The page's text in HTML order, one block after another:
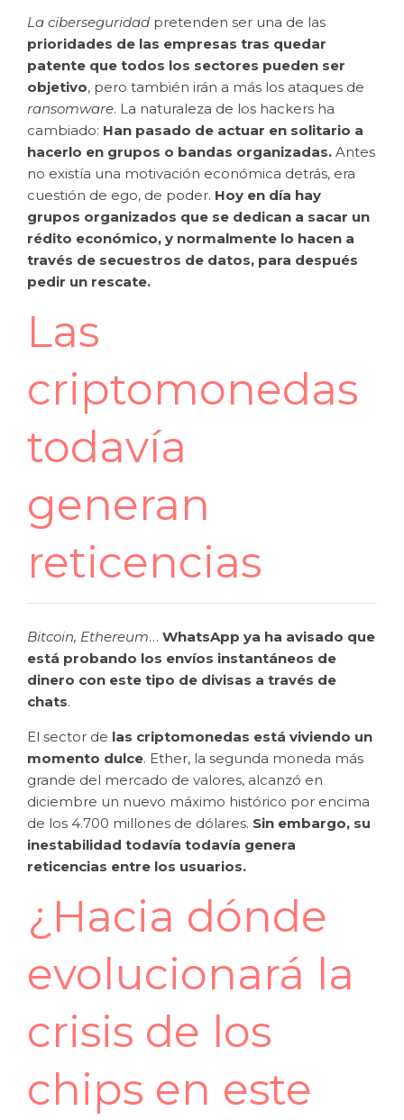
La ciberseguridad pretenden ser una de las
prioridades de las empresas tras quedar
patente que todos los sectores pueden ser
objetivo, pero también irán a más los ataques de
ransomware. La naturaleza de los hackers ha
cambiado: Han pasado de actuar en solitario a
hacerlo en grupos o bandas organizadas. Antes
no existía una motivación económica detrás, era
cuestión de ego, de poder. Hoy en día hay
grupos organizados que se dedican a sacar un
rédito económico, y normalmente lo hacen a
través de secuestros de datos, para después
pedir un rescate.
Las
criptomonedas
todavía
generan
reticencias
Bitcoin, Ethereum… WhatsApp ya ha avisado que
está probando los envíos instantáneos de
dinero con este tipo de divisas a través de
chats.
El sector de las criptomonedas está viviendo un
momento dulce. Ether, la segunda moneda más
grande del mercado de valores, alcanzó en
diciembre un nuevo máximo histórico por encima
de los 4.700 millones de dólares. Sin embargo, su
inestabilidad todavía todavía genera
reticencias entre los usuarios.
¿Hacia dónde
evolucionará la
crisis de los
chips en este